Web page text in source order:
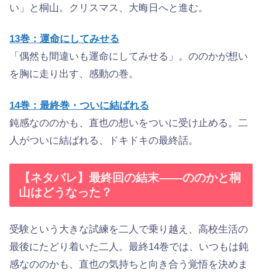
い」と桐山。クリスマス、大晦日へと進む。
13巻：運命にしてみせる
「偶然も間違いも運命にしてみせる」。ののかが想い
を胸に走り出す、感動の巻。
14巻：最終巻・ついに結ばれる
鈍感なののかも、直也の想いをついに受け止める。二
人がついに結ばれる、ドキドキの最終話。
【ネタバレ】最終回の結末——ののかと桐
山はどうなった？
受験という大きな試練を二人で乗り越え、高校生活の
最後にたどり着いた二人。最終14巻では、いつもは鈍
感なののかも、直也の気持ちと向き合う覚悟を決めま